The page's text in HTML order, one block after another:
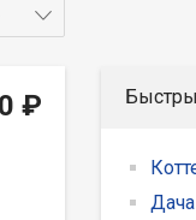
₽
Дача